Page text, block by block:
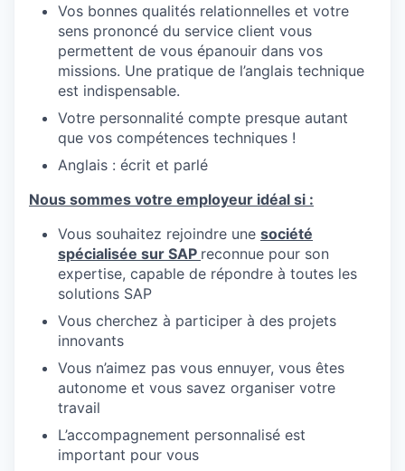
Vos bonnes qualités relationnelles et votre
sens prononcé du service client vous
permettent de vous épanouir dans vos
missions. Une pratique de l’anglais technique
est indispensable.
Votre personnalité compte presque autant
que vos compétences techniques !
Anglais : écrit et parlé
Nous sommes votre employeur idéal si :
Vous souhaitez rejoindre une société
spécialisée sur SAP reconnue pour son
expertise, capable de répondre à toutes les
solutions SAP
Vous cherchez à participer à des projets
innovants
Vous n’aimez pas vous ennuyer, vous êtes
autonome et vous savez organiser votre
travail
L’accompagnement personnalisé est
important pour vous